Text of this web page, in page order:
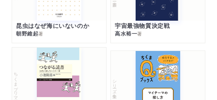
昆虫はなぜ海にいないのか
朝野維起著
宇宙最強物質決定戦
高水裕一著
ちくまプリマー新書 シリーズ・全集